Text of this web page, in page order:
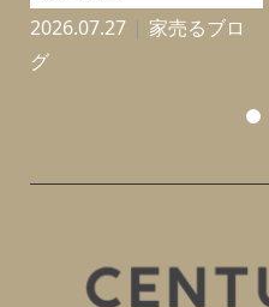
2026.07.27
家売るブロ
グ